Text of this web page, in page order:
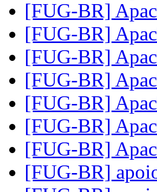
[FUG-BR]
[FUG-BR]
[FUG-BR]
[FUG-BR]
[FUG-BR]
[FUG-BR]
[FUG-BR]
[FUG-BR]